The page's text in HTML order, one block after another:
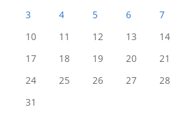
3
4 5 6 7
10
11 12 13 14
17
18 19 20 21
24
25 26 27 28
31